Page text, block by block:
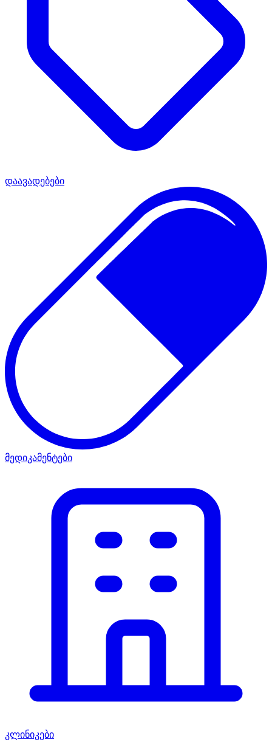
დაავადებები
მედიკამენტები
კლინიკები